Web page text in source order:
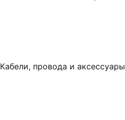
Кабели, провода и аксессуары